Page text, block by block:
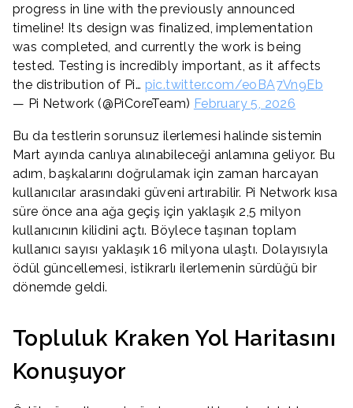
progress in line with the previously announced
timeline! Its design was finalized, implementation
was completed, and currently the work is being
tested. Testing is incredibly important, as it affects
the distribution of Pi… pic.twitter.com/eoBA7Vn9Eb
— Pi Network (@PiCoreTeam) February 5, 2026
Bu da testlerin sorunsuz ilerlemesi halinde sistemin
Mart ayında canlıya alınabileceği anlamına geliyor. Bu
adım, başkalarını doğrulamak için zaman harcayan
kullanıcılar arasındaki güveni artırabilir. Pi Network kısa
süre önce ana ağa geçiş için yaklaşık 2,5 milyon
kullanıcının kilidini açtı. Böylece taşınan toplam
kullanıcı sayısı yaklaşık 16 milyona ulaştı. Dolayısıyla
ödül güncellemesi, istikrarlı ilerlemenin sürdüğü bir
dönemde geldi.
Topluluk Kraken Yol Haritasını
Konuşuyor